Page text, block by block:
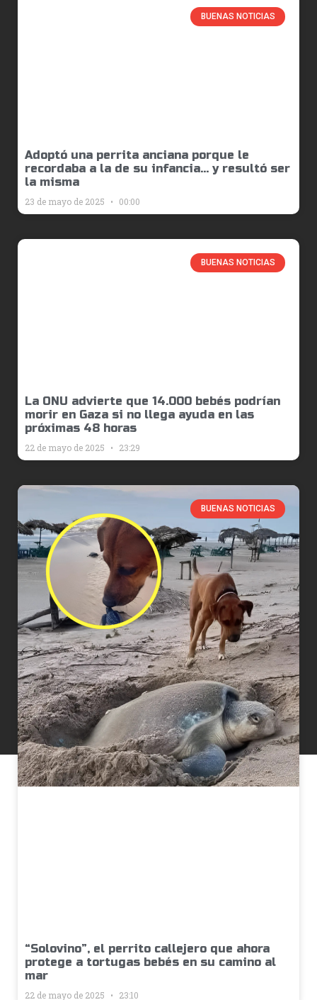
BUENAS NOTICIAS
Adoptó una perrita anciana porque le
recordaba a la de su infancia… y resultó ser
la misma
23 de mayo de 2025 00:00
BUENAS NOTICIAS
La ONU advierte que 14.000 bebés podrían
morir en Gaza si no llega ayuda en las
próximas 48 horas
22 de mayo de 2025 23:29
BUENAS NOTICIAS
“Solovino”, el perrito callejero que ahora
protege a tortugas bebés en su camino al
mar
22 de mayo de 2025 23:10